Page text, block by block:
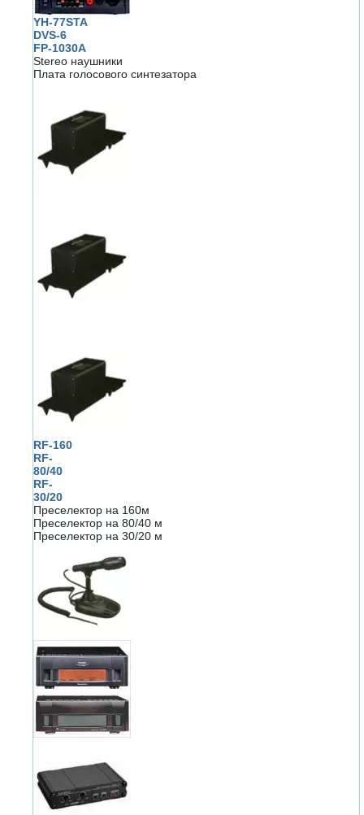
YH-77STA
DVS-6
FP-1030A
Stereo наушники
Плата голосового синтезатора
RF-160
RF-
80/40
RF-
30/20
Преселектор на 160м
Преселектор на 80/40 м
Преселектор на 30/20 м